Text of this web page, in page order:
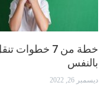
خطة من 7
بالنفس
ديسمبر 26, 2022